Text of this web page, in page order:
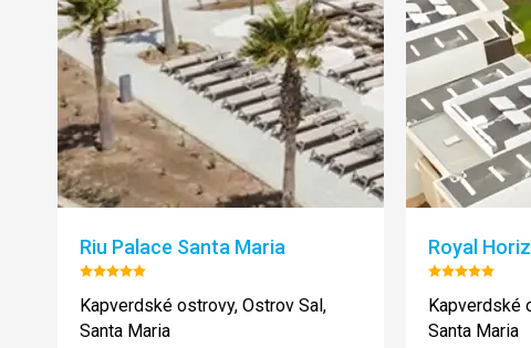
Riu Palace Santa Maria
Hodnotenie:
5/5
Kapverdské ostrovy, Ostrov Sal,
Santa Maria
Royal
Hodnotenie:
5/5
Kapverdské
Santa Maria